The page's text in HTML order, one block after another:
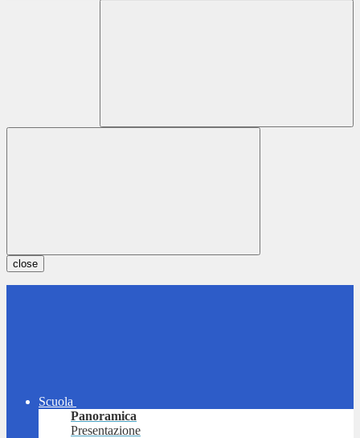
close
Scuola
Panoramica
Presentazione